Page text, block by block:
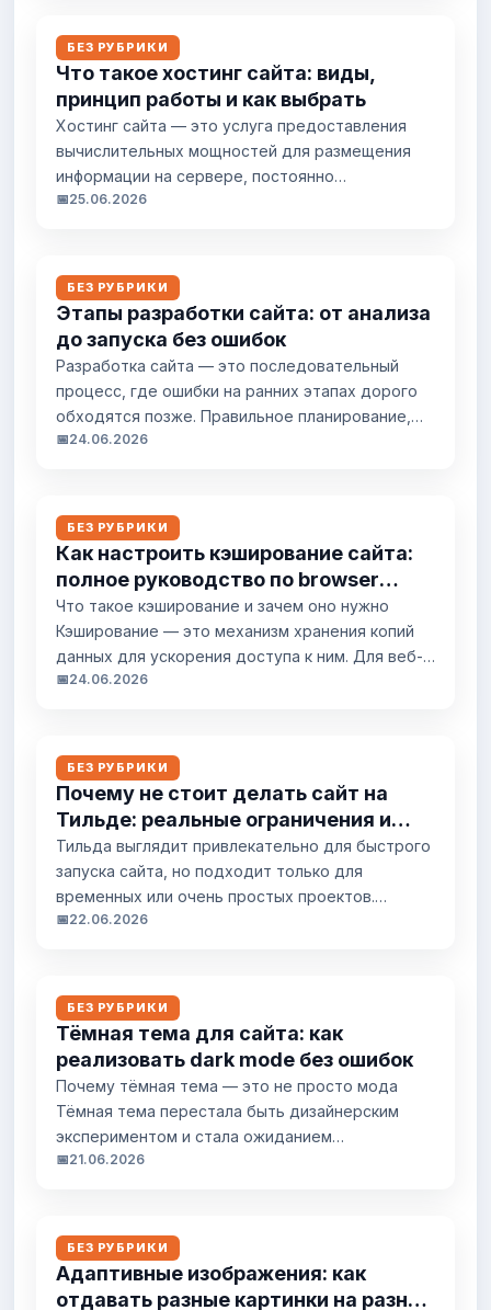
задача — помочь поисковым системам понять
структуру раздела и корректно обработать все
страницы. Что такое пагинация и зачем она
нужна Пагинация организует контент на...
БЕЗ РУБРИКИ
Что такое хостинг сайта: виды,
принцип работы и как выбрать
Хостинг сайта — это услуга предоставления
вычислительных мощностей для размещения
информации на сервере, постоянно
подключенном к интернету. Файлы вашего
круглосуточный доступ к ним пользователей.
Без хостинга сайт не может существовать в
интернете — это его физическое расположение
и техническая основа. Как работает хостинг:
техническая основа Когда пользователь
вводит...
📅25.06.2026
БЕЗ РУБРИКИ
Этапы разработки сайта: от анализа
до запуска без ошибок
Разработка сайта — это последовательный
процесс, где ошибки на ранних этапах дорого
обходятся позже. Правильное планирование,
прототипирование, дизайн, вёрстка и запуск
практическими рекомендациями. Анализ и
планирование На этапе анализа определяют
цели сайта, целевую аудиторию и
функциональные требования. Без чёткого ТЗ
разработка рискует пойти не туда....
📅24.06.2026
БЕЗ РУБРИКИ
Как настроить кэширование сайта:
полное руководство по browser
cache и server cache
Что такое кэширование и зачем оно нужно
Кэширование — это механизм хранения копий
данных для ускорения доступа к ним. Для веб-
сайтов это означает, что браузеры и серверы
повторно. Правильная настройка кэширования
сокращает время загрузки страниц на 40-60% и
снижает нагрузку на сервер. Различают два...
📅24.06.2026
БЕЗ РУБРИКИ
Почему не стоит делать сайт на
Тильде: реальные ограничения и
скрытые проблемы
Тильда выглядит привлекательно для быстрого
запуска сайта, но подходит только для
временных или очень простых проектов.
Серьёзный бизнес быстро упирается в
владения сайтом, мешает масштабированию и
создаёт скрытые costs на перенос. Разберём
конкретные проблемы и предложим рабочие
альтернативы. Ограничения
производительности и скорости Тильда
генерирует тяжёлый...
📅22.06.2026
БЕЗ РУБРИКИ
Тёмная тема для сайта: как
реализовать dark mode без ошибок
Почему тёмная тема — это не просто мода
Тёмная тема перестала быть дизайнерским
экспериментом и стала ожиданием
пользователей. Она снижает нагрузку на глаза в
многим. Но реализация требует понимания не
только CSS, но и JavaScript, системных
предпочтений и особенностей браузеров.
📅21.06.2026
БЕЗ РУБРИКИ
Адаптивные изображения: как
отдавать разные картинки на разные